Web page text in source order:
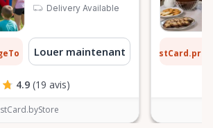
Delivery Available
par jour
Louer maintenant
4.9 (19 avis)